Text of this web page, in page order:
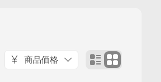
商品価格